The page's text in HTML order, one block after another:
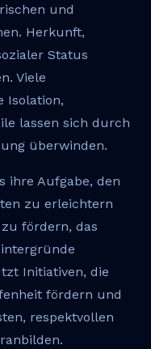
und
Herkunft,
Status
Viele
Isolation,
lassen sich durch
überwinden.
ihre Aufgabe, den
zu erleichtern
fördern, das
Initiativen, die
fördern und
respektvollen